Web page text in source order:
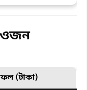
ওজন
(টাকা)